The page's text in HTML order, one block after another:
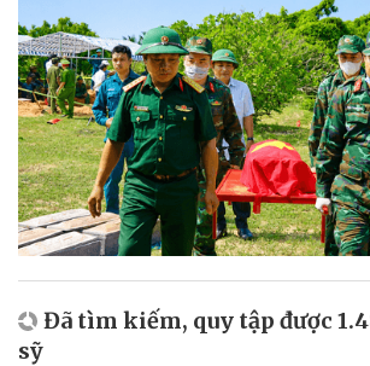
Đã tìm kiếm, quy tập được
sỹ